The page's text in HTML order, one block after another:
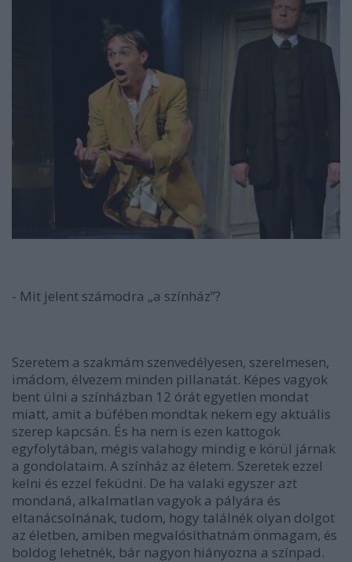
- Mit jelent számodra „a színház”?
Szeretem a szakmám szenvedélyesen, szerelmesen,
imádom, élvezem minden pillanatát. Képes vagyok
bent ülni a színházban 12 órát egyetlen mondat
miatt, amit a büfében mondtak nekem egy aktuális
szerep kapcsán. És ha nem is ezen kattogok
egyfolytában, mégis valahogy mindig e körül járnak
a gondolataim. A színház az életem. Szeretek ezzel
kelni és ezzel feküdni. De ha valaki egyszer azt
mondaná, alkalmatlan vagyok a pályára és
eltanácsolnának, tudom, hogy találnék olyan dolgot
az életben, amiben megvalósíthatnám önmagam, és
boldog lehetnék, bár nagyon hiányozna a színpad.